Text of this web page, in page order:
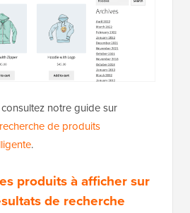
notre guide sur
de produits
.
produits à afficher sur
de recherche